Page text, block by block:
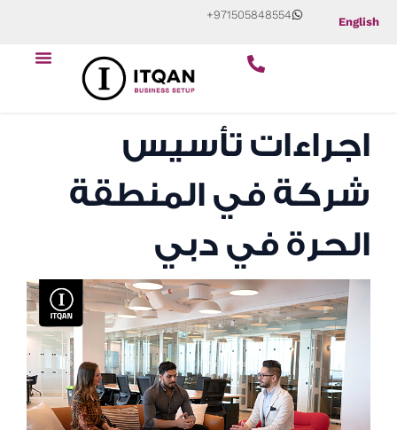
content
English
+971505848554
اجراءات تأسيس
شركة في المنطقة
الحرة في دبي